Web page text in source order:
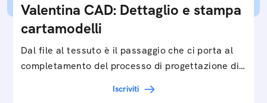
Valentina CAD: Dettaglio e stampa
cartamodelli
Dal file al tessuto è il passaggio che ci porta al
completamento del processo di progettazione di
Iscriviti